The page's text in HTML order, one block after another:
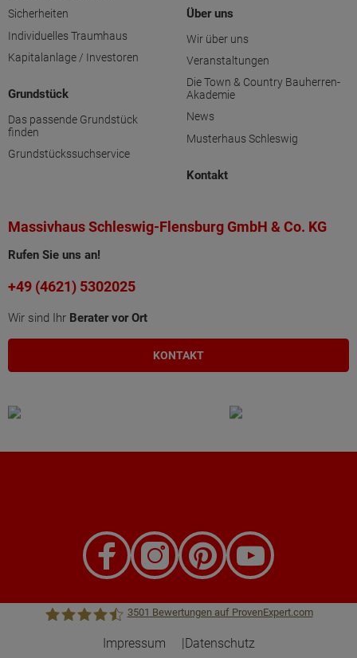
Sicherheiten
Individuelles Traumhaus
Kapitalanlage / Investoren
Grundstück
Das passende Grundstück
finden
Grundstückssuchservice
Über uns
Wir über uns
Veranstaltungen
Die Town & Country Bauherren-
Akademie
News
Musterhaus Schleswig
Kontakt
Massivhaus Schleswig-Flensburg GmbH & Co. KG
Rufen Sie uns an!
+49 (4621) 5302025
Wir sind Ihr Berater vor Ort
KONTAKT
3501 Bewertungen auf ProvenExpert.com
Impressum Datenschutz